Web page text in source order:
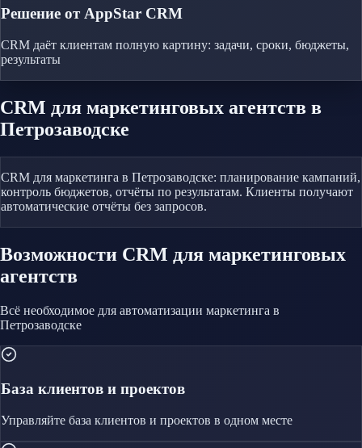
Решение от AppStar CRM
CRM даёт клиентам полную картину: задачи, сроки, бюджеты,
результаты
CRM для маркетинговых агентств в
Петрозаводске
CRM для маркетинга в Петрозаводске: планирование кампаний,
контроль бюджетов, отчёты по результатам. Клиенты получают
автоматические отчёты без запросов.
Возможности CRM для маркетинговых
агентств
Всё необходимое для автоматизации маркетинга в
Петрозаводске
База клиентов и проектов
Управляйте база клиентов и проектов в одном месте